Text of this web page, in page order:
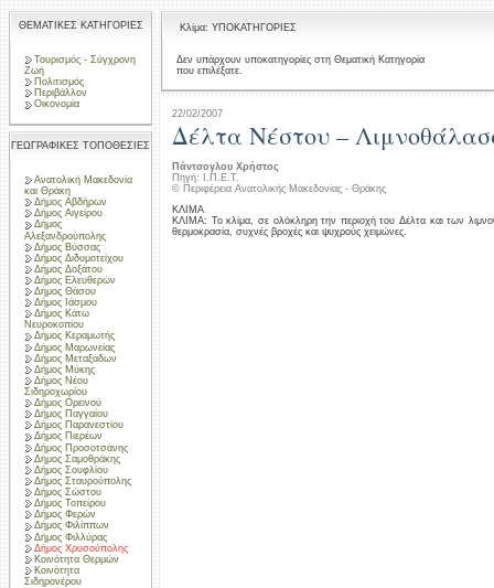
ΘΕΜΑΤΙΚΕΣ ΚΑΤΗΓΟΡΙΕΣ
Τουρισμός - Σύγχρονη
Ζωή
Πολιτισμός
Περιβάλλον
Οικονομία
ΓΕΩΓΡΑΦΙΚΕΣ ΤΟΠΟΘΕΣΙΕΣ
Ανατολική Μακεδονία
και Θράκη
Δήμος Αβδήρων
Δήμος Αιγείρου
Δήμος
Αλεξανδρούπολης
Δήμος Βύσσας
Δήμος Διδυμοτείχου
Δήμος Δοξάτου
Δήμος Ελευθερών
Δήμος Θάσου
Δήμος Ιάσμου
Δήμος Κάτω
Νευροκοπίου
Δήμος Κεραμωτής
Δήμος Μαρωνείας
Δήμος Μεταξάδων
Δήμος Μύκης
Δήμος Νέου
Σιδηροχωρίου
Δήμος Ορεινού
Δήμος Παγγαίου
Δήμος Παρανεστίου
Δήμος Πιερέων
Δήμος Προσοτσάνης
Δήμος Σαμοθράκης
Δήμος Σουφλίου
Δήμος Σταυρούπολης
Δήμος Σώστου
Δήμος Τοπείρου
Δήμος Φερών
Δήμος Φιλίππων
Δήμος Φιλλύρας
Δήμος Χρυσούπολης
Κοινότητα Θερμών
Κοινότητα
Σιδηρονέρου
Κλίμα: ΥΠΟΚΑΤΗΓΟΡΙΕΣ
Δεν υπάρχουν υποκατηγορίες στη Θεματική Κατηγορία
που επιλέξατε.
22/02/2007
Δέλτα Νέστου –
Πάντσογλου Χρήστος
Πηγή: Ι.Π.Ε.Τ.
© Περιφέρεια Ανατολικής Μακεδονίας - Θράκης
ΚΛΙΜΑ
ΚΛΙΜΑ: Το κλίμα, σε ολόκληρη την περιοχή του Δέλτα και των
θερμοκρασία, συχνές βροχές και ψυχρούς χειμώνες.